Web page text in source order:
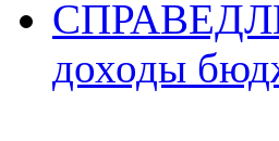
доходы